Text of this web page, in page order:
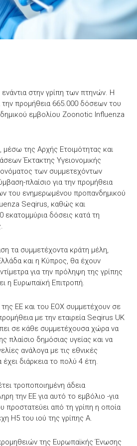
στην γρίπη των πτηνών. Η
την προμήθεια 665.000 δόσεων του
εμβολίου Zoonotic Influenza
της Αρχής Ετοιμότητας και
Έκτακτης Υγειονομικής
των συμμετεχόντων
πλαίσιο για την προμήθεια
του ενημερωμένου προπανδημικού
Seqirus, καθώς και
εκατομμύρια δόσεις κατά τη
τα συμμετέχοντα κράτη μέλη,
και η Κύπρος, θα έχουν
για την πρόληψη της γρίπης
η Ευρωπαϊκή Επιτροπή.
ΕΕ και του ΕΟΧ συμμετέχουν σε
με την εταιρεία Seqirus UK
σε κάθε συμμετέχουσα χώρα να
πλαίσιο δημόσιας υγείας και να
ανάλογα με τις εθνικές
διάρκεια το πολύ 4 έτη.
τροποποιημένη άδεια
την ΕΕ για αυτό το εμβόλιο -για
προστατεύει από τη γρίπη η οποία
Η5 του ιού της γρίπης Α.
της Ευρωπαϊκής Ένωσης